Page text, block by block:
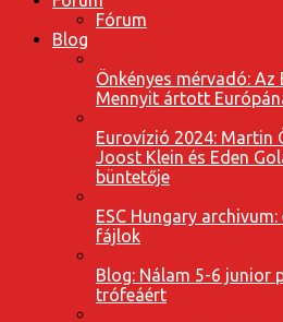
Fórum
Blog
Önkényes mérvadó:
Mennyit ártott
Eurovízió 2024: Martin
Joost Klein és Eden
büntetője
ESC Hungary
fájlok
Blog: Nálam 5-6 junior
trófeáért